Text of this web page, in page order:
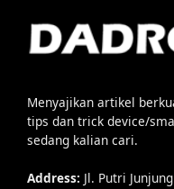
Menyajikan artikel
tips dan trick device/
sedang kalian cari.
Address: Jl. Putri